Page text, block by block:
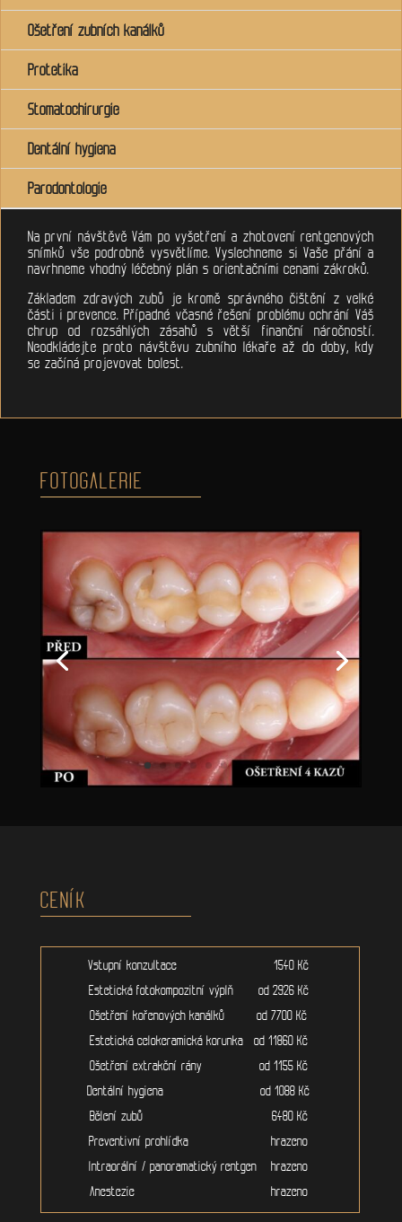
Ošetření zubních kanálků
Protetika
Stomatochirurgie
Dentální hygiena
Parodontologie
Na první návštěvě Vám po vyšetření a zhotovení rentgenových
snímků vše podrobně vysvětlíme. Vyslechneme si Vaše přání a
navrhneme vhodný léčebný plán s orientačními cenami zákroků.
Základem zdravých zubů je kromě správného čištění z velké
části i prevence. Případné včasné řešení problému ochrání Váš
chrup od rozsáhlých zásahů s větší finanční náročností.
Neodkládejte proto návštěvu zubního lékaře až do doby, kdy
se začíná projevovat bolest.
FOTOGALERIE
CENÍK
Vstupní konzultace 1540 Kč
Estetická fotokompozitní výplň od 2926 Kč
Ošetření kořenových kanálků od 7700 Kč
Estetická celokeramická korunka od 11860 Kč
Ošetření extrakční rány od 1155 Kč
Dentální hygiena od 1088 Kč
Bělení zubů 6480 Kč
Preventivní prohlídka hrazeno
Intraorální / panoramatický rentgen hrazeno
Anestezie hrazeno